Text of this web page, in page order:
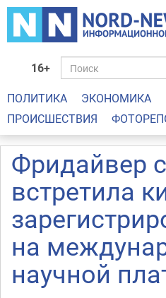
16+
ПОЛИТИКА ЭКОНОМИКА
ПРОИСШЕСТВИЯ
Фридайвер
встретила
на
научной